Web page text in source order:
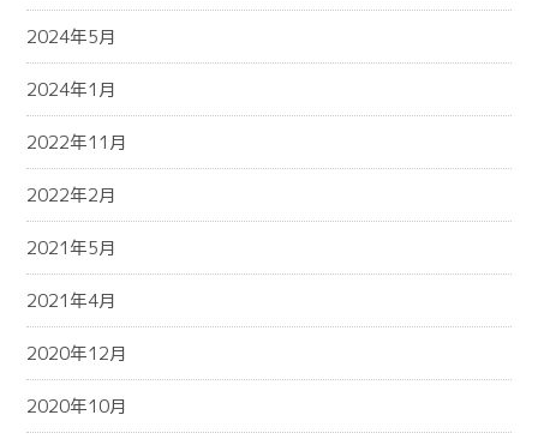
2024年5月
2024年1月
2022年11月
2022年2月
2021年5月
2021年4月
2020年12月
2020年10月